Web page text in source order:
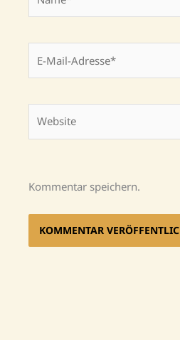
Mail-
Kommentar speichern.